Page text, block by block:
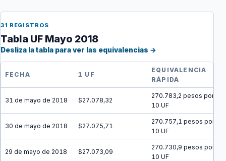
31 REGISTROS
Tabla UF Mayo 2018
Desliza la tabla para ver las equivalencias →
FECHA 1 UF
EQUIVALENCIA
RÁPIDA
31 de mayo de 2018 $27.078,32
270.783,2 pesos por
10 UF
30 de mayo de 2018 $27.075,71
270.757,1 pesos por
10 UF
29 de mayo de 2018 $27.073,09
270.730,9 pesos por
10 UF